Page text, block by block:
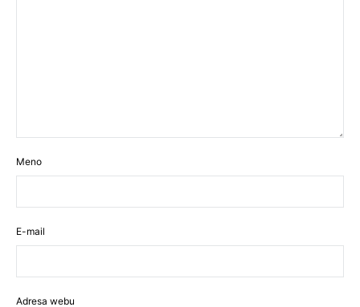
Meno
E-mail
Adresa webu